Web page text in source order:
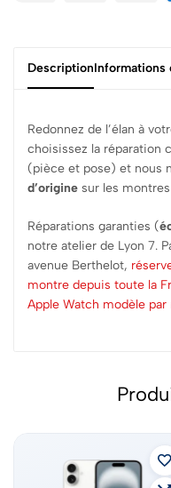
DescriptionInformations
Redonnez de l’élan à
choisissez la réparation
(pièce et pose) et nous
d’origine sur les
Réparations garanties (
notre atelier de Lyon 7.
avenue Berthelot,
montre depuis toute la
Apple Watch modèle par